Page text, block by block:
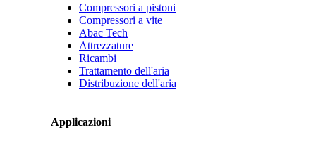
Compressori a pistoni
Compressori a vite
Abac Tech
Attrezzature
Ricambi
Trattamento dell'aria
Distribuzione dell'aria
Applicazioni